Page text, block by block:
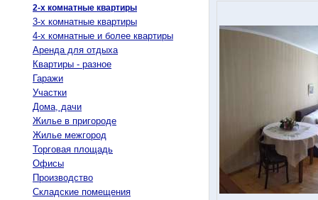
2-х комнатные квартиры
3-х комнатные квартиры
4-х комнатные и более квартиры
Аренда для отдыха
Квартиры - разное
Гаражи
Участки
Дома, дачи
Жилье в пригороде
Жилье межгород
Торговая площадь
Офисы
Производство
Складские помещения